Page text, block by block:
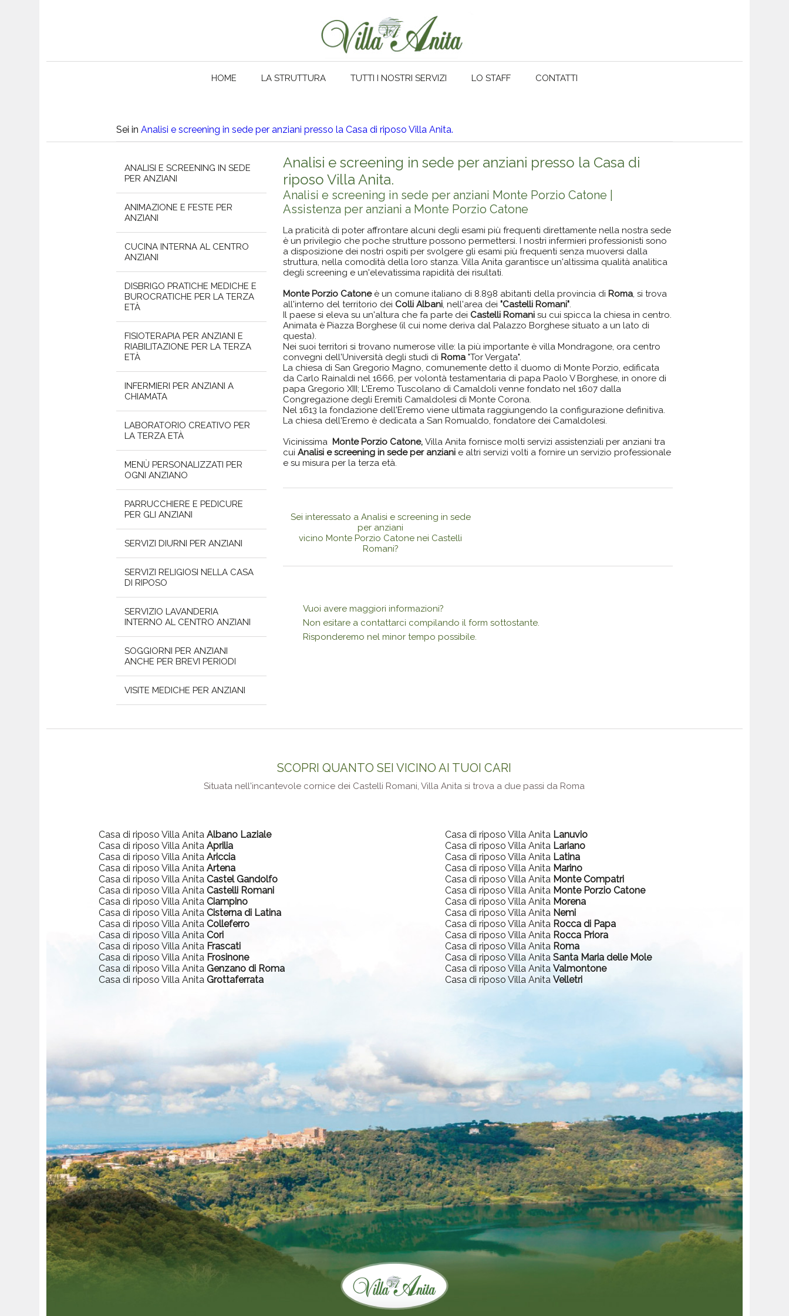
HOME LA STRUTTURA TUTTI I NOSTRI SERVIZI LO STAFF CONTATTI
Sei in Analisi e screening in sede per anziani presso la Casa di riposo Villa Anita.
ANALISI E SCREENING IN SEDE
PER ANZIANI
ANIMAZIONE E FESTE PER
ANZIANI
CUCINA INTERNA AL CENTRO
ANZIANI
DISBRIGO PRATICHE MEDICHE E
BUROCRATICHE PER LA TERZA
ETÀ
FISIOTERAPIA PER ANZIANI E
RIABILITAZIONE PER LA TERZA
ETÀ
INFERMIERI PER ANZIANI A
CHIAMATA
LABORATORIO CREATIVO PER
LA TERZA ETÀ
MENÙ PERSONALIZZATI PER
OGNI ANZIANO
PARRUCCHIERE E PEDICURE
PER GLI ANZIANI
SERVIZI DIURNI PER ANZIANI
SERVIZI RELIGIOSI NELLA CASA
DI RIPOSO
SERVIZIO LAVANDERIA
INTERNO AL CENTRO ANZIANI
SOGGIORNI PER ANZIANI
ANCHE PER BREVI PERIODI
VISITE MEDICHE PER ANZIANI
Analisi e screening in sede per anziani presso la Casa di
riposo Villa Anita.
Analisi e screening in sede per anziani Monte Porzio Catone |
Assistenza per anziani a Monte Porzio Catone
La praticità di poter affrontare alcuni degli esami più frequenti direttamente nella nostra sede
è un privilegio che poche strutture possono permettersi. I nostri infermieri professionisti sono
a disposizione dei nostri ospiti per svolgere gli esami più frequenti senza muoversi dalla
struttura, nella comodità della loro stanza. Villa Anita garantisce un'altissima qualità analitica
degli screening e un'elevatissima rapidità dei risultati.
Monte Porzio Catoneè un comune italiano di 8.898 abitanti della provincia di Roma, si trova
all'interno del territorio dei Colli Albani, nell'area dei"Castelli Romani".
Il paese si eleva su un'altura che fa parte dei Castelli Romani su cui spicca la chiesa in centro.
Animata è Piazza Borghese (il cui nome deriva dal Palazzo Borghese situato a un lato di
questa).
Nei suoi territori si trovano numerose ville: la più importante è villa Mondragone, ora centro
convegni dell'Università degli studi di Roma"Tor Vergata".
La chiesa di San Gregorio Magno, comunemente detto il duomo di Monte Porzio, edificata
da Carlo Rainaldi nel 1666, per volontà testamentaria di papa Paolo V Borghese, in onore di
papa Gregorio XIII; L'Eremo Tuscolano di Camaldoli venne fondato nel 1607 dalla
Congregazione degli Eremiti Camaldolesi di Monte Corona.
Nel 1613 la fondazione dell'Eremo viene ultimata raggiungendo la configurazione definitiva.
La chiesa dell'Eremo è dedicata a San Romualdo, fondatore dei Camaldolesi.
Vicinissima Monte Porzio Catone, Villa Anita fornisce molti servizi assistenziali per anziani tra
cuiAnalisi e screening in sede per anziani e altri servizi volti a fornire un servizio professionale
e su misura per la terza età.
Sei interessato a Analisi e screening in sede
per anziani
vicino Monte Porzio Catone nei Castelli
Romani?
Vuoi avere maggiori informazioni?
Non esitare a contattarci compilando il form sottostante.
Risponderemo nel minor tempo possibile.
SCOPRI QUANTO SEI VICINO AI TUOI CARI
Situata nell'incantevole cornice dei Castelli Romani, Villa Anita si trova a due passi da Roma
Casa di riposo Villa Anita Albano Laziale
Casa di riposo Villa Anita Aprilia
Casa di riposo Villa Anita Ariccia
Casa di riposo Villa Anita Artena
Casa di riposo Villa Anita Castel Gandolfo
Casa di riposo Villa Anita Castelli Romani
Casa di riposo Villa Anita Ciampino
Casa di riposo Villa Anita Cisterna di Latina
Casa di riposo Villa Anita Colleferro
Casa di riposo Villa Anita Cori
Casa di riposo Villa Anita Frascati
Casa di riposo Villa Anita Frosinone
Casa di riposo Villa Anita Genzano di Roma
Casa di riposo Villa Anita Grottaferrata
Casa di riposo Villa Anita Lanuvio
Casa di riposo Villa Anita Lariano
Casa di riposo Villa Anita Latina
Casa di riposo Villa Anita Marino
Casa di riposo Villa Anita Monte Compatri
Casa di riposo Villa Anita Monte Porzio Catone
Casa di riposo Villa Anita Morena
Casa di riposo Villa Anita Nemi
Casa di riposo Villa Anita Rocca di Papa
Casa di riposo Villa Anita Rocca Priora
Casa di riposo Villa Anita Roma
Casa di riposo Villa AnitaSanta Maria delle Mole
Casa di riposo Villa AnitaValmontone
Casa di riposo Villa AnitaVelletri